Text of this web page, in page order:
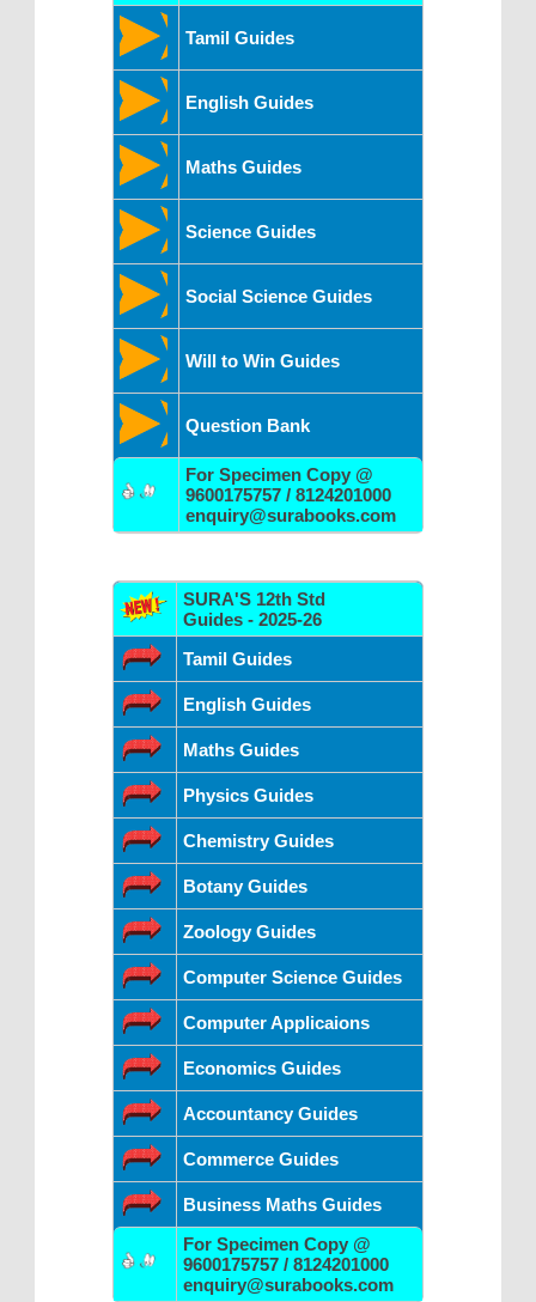
Tamil Guides
English Guides
Maths Guides
Science Guides
Social Science Guides
Will to Win Guides
Question Bank
For Specimen Copy @
9600175757 / 8124201000
enquiry@surabooks.com
SURA'S 12th Std
Guides - 2025-26
Tamil Guides
English Guides
Maths Guides
Physics Guides
Chemistry Guides
Botany Guides
Zoology Guides
Computer Science Guides
Computer Applicaions
Economics Guides
Accountancy Guides
Commerce Guides
Business Maths Guides
For Specimen Copy @
9600175757 / 8124201000
enquiry@surabooks.com